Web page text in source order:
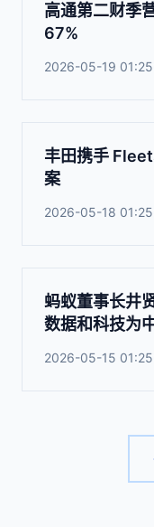
高通第二财季
67%
2026-05-19
丰田携手
案
2026-05-18
蚂蚁董事长井
数据和科技为
2026-05-15